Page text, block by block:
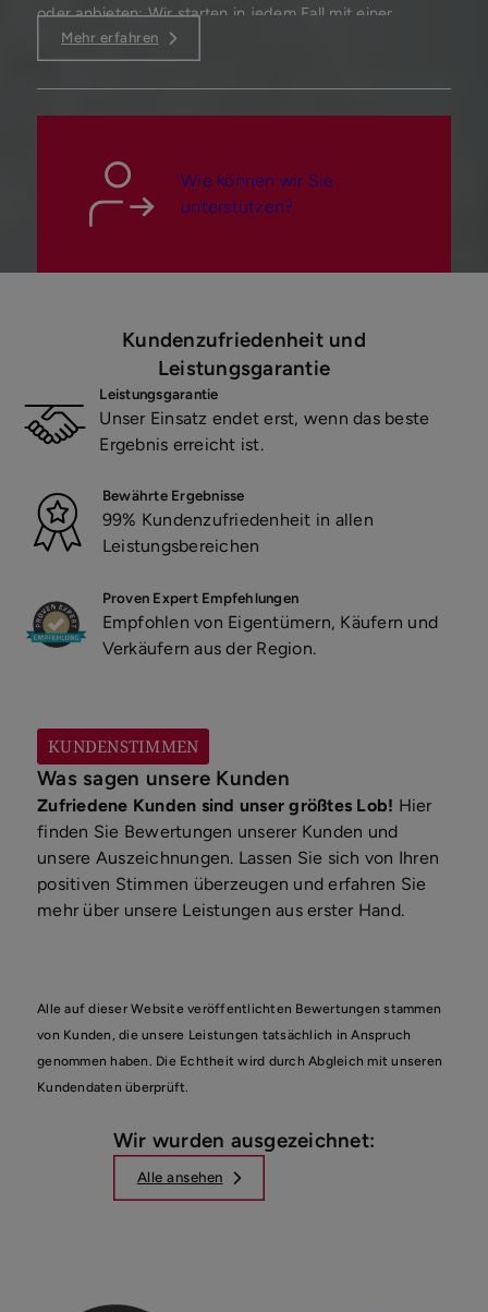
oder anbieten: Wir starten in jedem Fall mit einer
ausführlichen Beratung zu Ihrer Geschäftsidee, Ihrem
Anlagekonzept oder Ihren Verkaufszielen. Unsere
Erfahrung und Kompetenz in Markt-, Standort-,
nach sich zieht und alle Seiten zufrieden stellt. Für
Anleger empfehlen wir eine frühzeitige Planung von
EXIT-Strategien, die unser Finanzierungs- und
Investmentteam gern mit Ihnen durchspricht.
Mehr erfahren
Wie können wir Sie
unterstützen?
Kundenzufriedenheit und
Leistungsgarantie
Leistungsgarantie
Unser Einsatz endet erst, wenn das beste
Ergebnis erreicht ist.
Bewährte Ergebnisse
99% Kundenzufriedenheit in allen
Leistungsbereichen
Proven Expert Empfehlungen
Empfohlen von Eigentümern, Käufern und
Verkäufern aus der Region.
KUNDENSTIMMEN
Was sagen unsere Kunden
Zufriedene Kunden sind unser größtes Lob! Hier
finden Sie Bewertungen unserer Kunden und
unsere Auszeichnungen. Lassen Sie sich von Ihren
positiven Stimmen überzeugen und erfahren Sie
mehr über unsere Leistungen aus erster Hand.
Alle auf dieser Website veröffentlichten Bewertungen stammen
von Kunden, die unsere Leistungen tatsächlich in Anspruch
genommen haben. Die Echtheit wird durch Abgleich mit unseren
Kundendaten überprüft.
Wir wurden ausgezeichnet:
Alle ansehen